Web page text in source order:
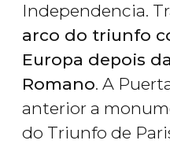
Independencia.
arco do triunfo
Europa depois
Romano. A
anterior a
do Triunfo de